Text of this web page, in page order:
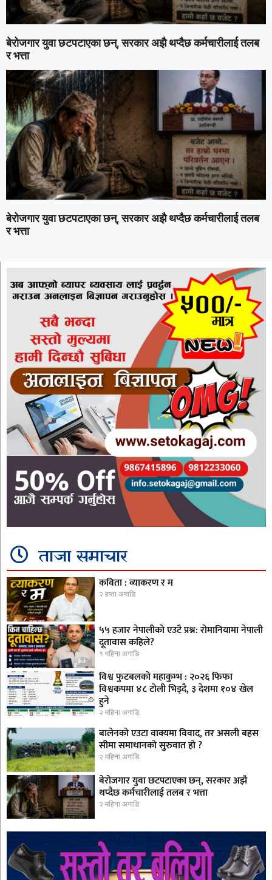
बेरोजगार युवा छटपटाएका छन्, सरकार अझै थप्दैछ कर्मचारीलाई तलब
र भत्ता
बेरोजगार युवा छटपटाएका छन्, सरकार अझै थप्दैछ कर्मचारीलाई तलब
र भत्ता
ताजा समाचार
कविता : व्याकरण र म
२ हप्ता अगाडि
५५ हजार नेपालीको एउटै प्रश्न: रोमानियामा नेपाली
दूतावास कहिले?
१ महिना अगाडि
विश्व फुटबलको महाकुम्भ : २०२६ फिफा
विश्वकपमा ४८ टोली भिड्दै, ३ देशमा १०४ खेल
हुने
२ महिना अगाडि
बालेनको एउटा वाक्यमा विवाद, तर असली बहस
सीमा समाधानको सुरुवात हो ?
२ महिना अगाडि
बेरोजगार युवा छटपटाएका छन्, सरकार अझै
थप्दैछ कर्मचारीलाई तलब र भत्ता
२ महिना अगाडि